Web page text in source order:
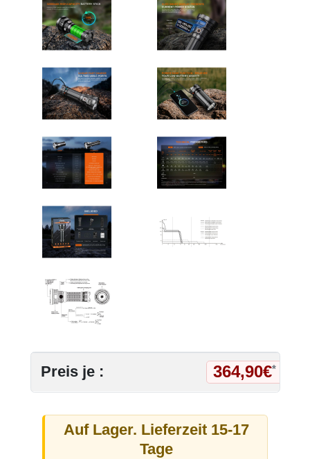
Preis je : 364,90€*
Auf Lager. Lieferzeit 15-17
Tage